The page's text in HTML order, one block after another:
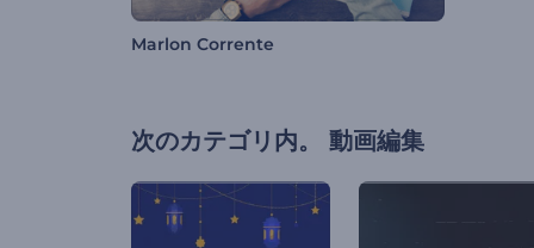
Marlon Corrente
次のカテゴリ内。 動画編集